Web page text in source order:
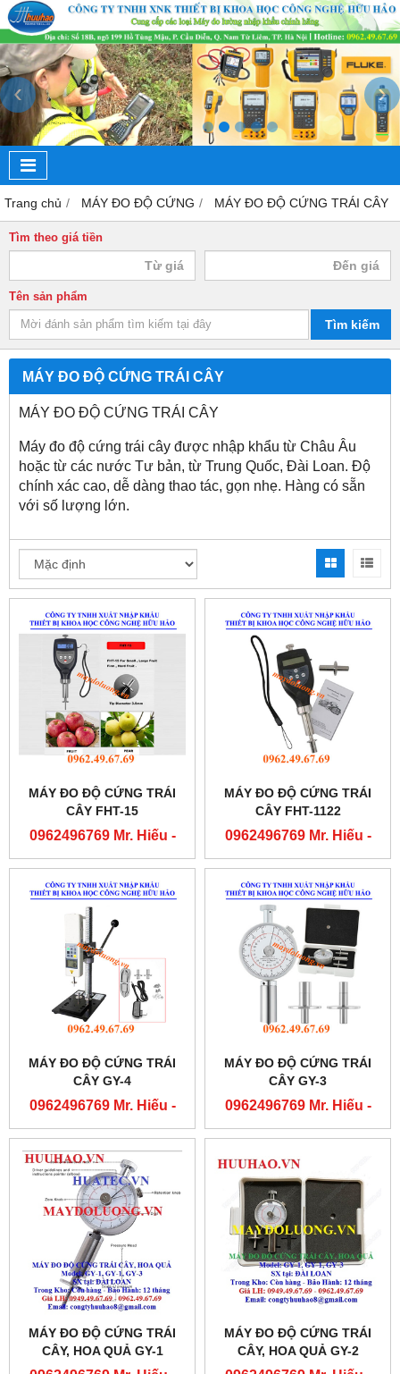
‹ ›
Trang chủ MÁY ĐO ĐỘ CỨNG MÁY ĐO ĐỘ CỨNG TRÁI CÂY
Tìm theo giá tiền
Tên sản phẩm
Tìm kiếm
MÁY ĐO ĐỘ CỨNG TRÁI CÂY
MÁY ĐO ĐỘ CỨNG TRÁI CÂY
Máy đo độ cứng trái cây được nhập khẩu từ Châu Âu
hoặc từ các nước Tư bản, từ Trung Quốc, Đài Loan. Độ
chính xác cao, dễ dàng thao tác, gọn nhẹ. Hàng có sẵn
với số lượng lớn.
MÁY ĐO ĐỘ CỨNG TRÁI
CÂY FHT-15
0962496769 Mr. Hiếu -
0763556769 Mr. Cường
MÁY ĐO ĐỘ CỨNG TRÁI
CÂY FHT-1122
0962496769 Mr. Hiếu -
0763556769 Mr. Cường
MÁY ĐO ĐỘ CỨNG TRÁI
CÂY GY-4
0962496769 Mr. Hiếu -
0763556769 Mr. Cường
MÁY ĐO ĐỘ CỨNG TRÁI
CÂY GY-3
0962496769 Mr. Hiếu -
0763556769 Mr. Cường
MÁY ĐO ĐỘ CỨNG TRÁI
CÂY, HOA QUẢ GY-1
MÁY ĐO ĐỘ CỨNG TRÁI
CÂY, HOA QUẢ GY-2